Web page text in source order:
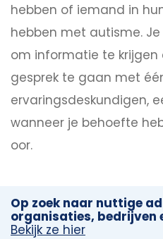
hebben of iemand in
hebben met autisme.
om informatie te krijgen
gesprek te gaan met
ervaringsdeskundigen,
wanneer je behoefte
oor.
Op zoek naar nuttige
organisaties, bedrijven
Bekijk ze hier